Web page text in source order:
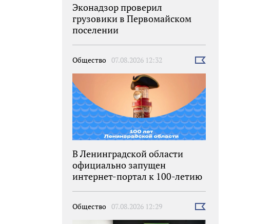
Эконадзор проверил
грузовики в Первомайском
поселении
Общество 07.08.2026 12:32
Выбрать
В Ленинградской области
официально запущен
интернет-портал к 100-летию
Общество 07.08.2026 12:29
Выбрать